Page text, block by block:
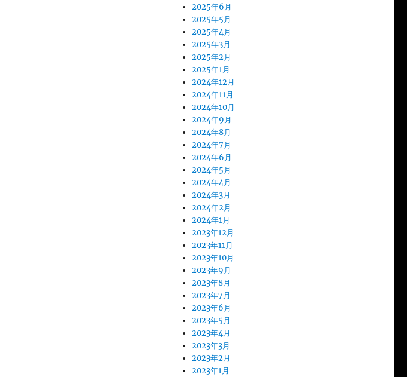
2025年6月
2025年5月
2025年4月
2025年3月
2025年2月
2025年1月
2024年12月
2024年11月
2024年10月
2024年9月
2024年8月
2024年7月
2024年6月
2024年5月
2024年4月
2024年3月
2024年2月
2024年1月
2023年12月
2023年11月
2023年10月
2023年9月
2023年8月
2023年7月
2023年6月
2023年5月
2023年4月
2023年3月
2023年2月
2023年1月